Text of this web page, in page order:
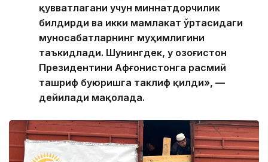
қувватлагани учун миннатдорчилик
билдирди ва икки мамлакат ўртасидаги
муносабатларнинг муҳимлигини
таъкидлади. Шунингдек, у Қозоғистон
Президентини Афғонистонга расмий
ташриф буюришга таклиф қилди», —
дейилади мақолада.